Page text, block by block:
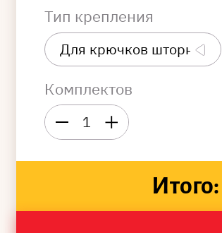
Тип крепления
Комплектов
1
Итого: